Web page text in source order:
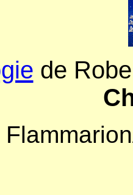
de